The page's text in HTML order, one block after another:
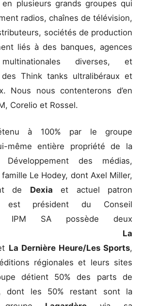
plusieurs grands groupes qui
radios, chaînes de télévision,
sociétés de production
liés à des banques, agences
diverses, et
Think tanks ultralibéraux et
Nous nous contenterons d’en
Corelio et Rossel.
à 100% par le groupe
même entière propriété de la
Développement des médias,
Le Hodey, dont Axel Miller,
de Dexia et actuel patron
président du Conseil
IPM SA possède deux
La
La Dernière Heure/Les Sports,
régionales et leurs sites
détient 50% des parts de
dont les 50% restant sont la